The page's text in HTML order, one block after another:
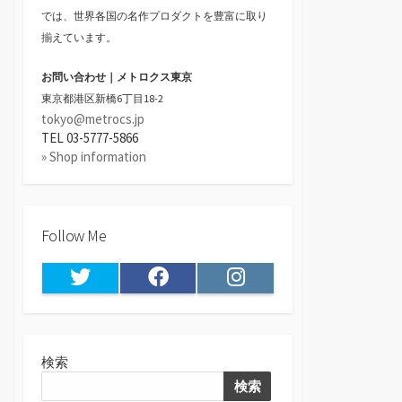
では、世界各国の名作プロダクトを豊富に取り
揃えています。
お問い合わせ｜メトロクス東京
東京都港区新橋6丁目18-2
tokyo@metrocs.jp
TEL 03-5777-5866
» Shop information
Follow Me
Twitter Facebook Instagram
検索
検索